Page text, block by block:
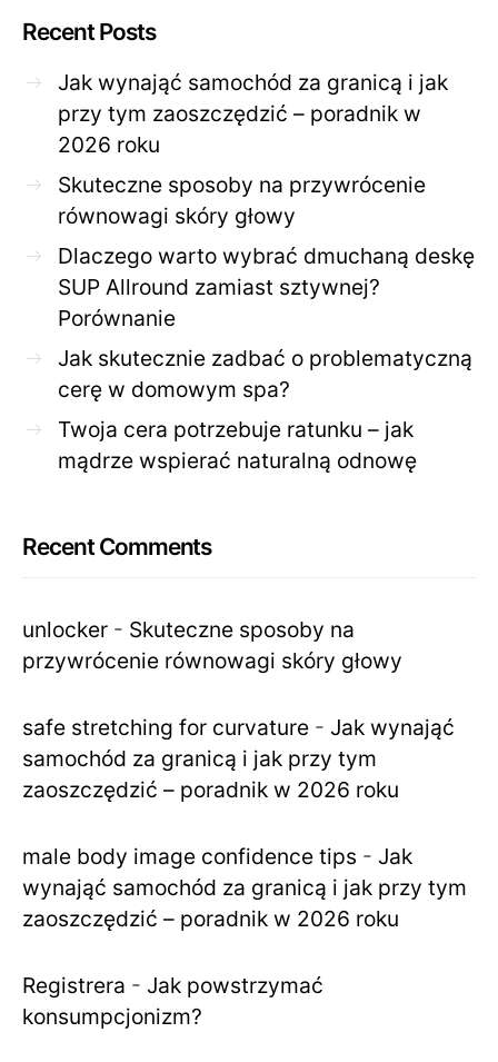
Recent Posts
Jak wynająć samochód za granicą i jak
przy tym zaoszczędzić – poradnik w
2026 roku
Skuteczne sposoby na przywrócenie
równowagi skóry głowy
Dlaczego warto wybrać dmuchaną deskę
SUP Allround zamiast sztywnej?
Porównanie
Jak skutecznie zadbać o problematyczną
cerę w domowym spa?
Twoja cera potrzebuje ratunku – jak
mądrze wspierać naturalną odnowę
Recent Comments
unlocker - Skuteczne sposoby na
przywrócenie równowagi skóry głowy
safe stretching for curvature - Jak wynająć
samochód za granicą i jak przy tym
zaoszczędzić – poradnik w 2026 roku
male body image confidence tips - Jak
wynająć samochód za granicą i jak przy tym
zaoszczędzić – poradnik w 2026 roku
Registrera - Jak powstrzymać
konsumpcjonizm?